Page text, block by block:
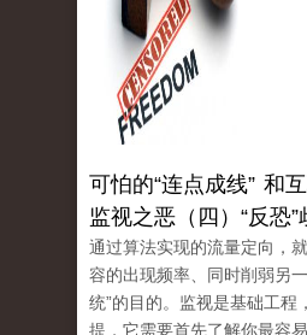
可怕的“连点成线” 和
监视之恶（四）“反恐”
通过算法实现的流量定向，
容的出现频率、同时削弱另
统”的目的。监视是基础工程
提，它需要首先了解你最容